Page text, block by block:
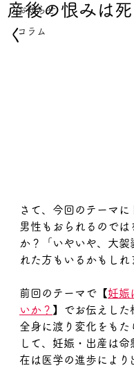
お知らせ
コラム
産後の恨みは
く
さて、今回のテーマに
男性もおられるのでは
か？「いやいや、大袈
れた方もいるかもしれ
前回のテーマで【妊娠
いか？ 】でお伝えした
全身に渡り変化をもた
して、妊娠・出産は命
在は医学の進歩により